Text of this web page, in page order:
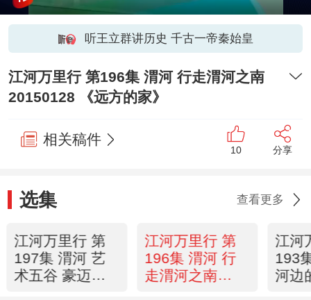
听王立群讲历史 千古一帝秦始皇
江河万里行 第196集 渭河 行走渭河之南
20150128 《远方的家》
相关稿件
10 分享
选集 查看更多
江河万里行 第
197集 渭河 艺
术五谷 豪迈老
江河万里行 第
196集 渭河 行
走渭河之南
江河
193
河边